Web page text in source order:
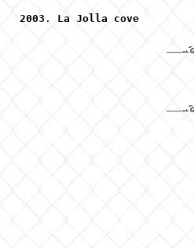
2003 . La Jolla cove